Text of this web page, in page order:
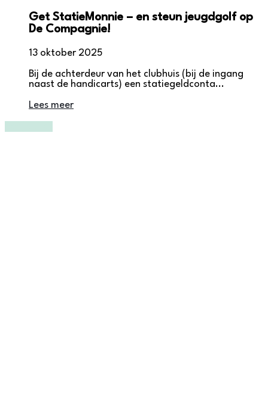
Get StatieMonnie – en steun jeugdgolf op
De Compagnie!
13 oktober 2025
Bij de achterdeur van het clubhuis (bij de ingang
naast de handicarts) een statiegeldconta...
Lees meer